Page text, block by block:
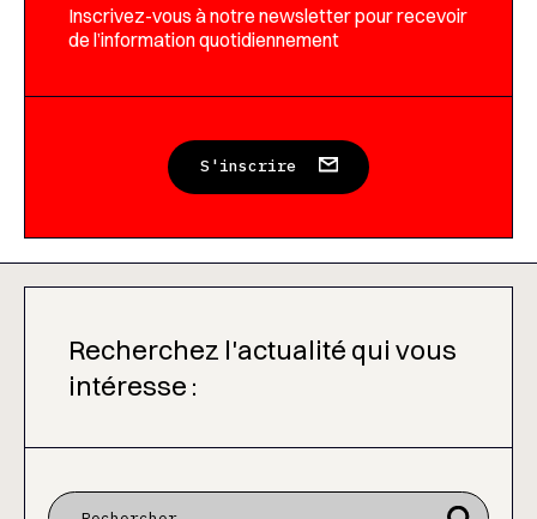
Inscrivez-vous à notre newsletter pour recevoir
de l’information quotidiennement
S'inscrire
Recherchez l'actualité qui vous
intéresse :